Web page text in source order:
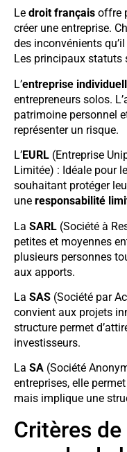
Le droit français offre
créer une entreprise.
des inconvénients
Les principaux statuts
L’entreprise
entrepreneurs solos.
patrimoine personnel
représenter un risque.
L’EURL (Entreprise
Limitée) : Idéale pour
souhaitant protéger
une responsabilité
La SARL (Société à
petites et moyennes
plusieurs personnes
aux apports.
La SAS (Société par
convient aux projets
structure permet
investisseurs.
La SA (Société
entreprises, elle
mais implique une
Critères